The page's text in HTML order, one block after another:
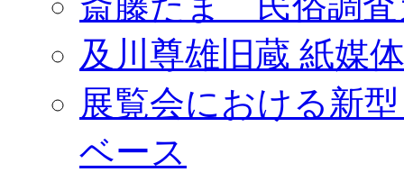
及川尊雄旧蔵 紙媒
展覧会における新
ベース